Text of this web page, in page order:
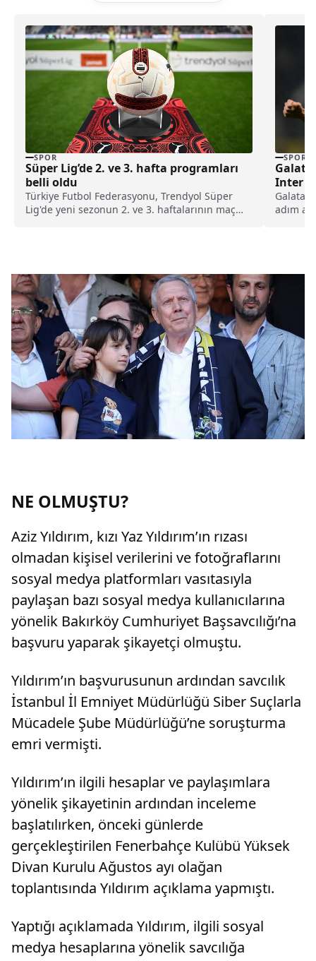
SPOR
Süper Lig’de 2. ve 3. hafta programları
belli oldu
Türkiye Futbol Federasyonu, Trendyol Süper
Lig'de yeni sezonun 2. ve 3. haftalarının maç
SPOR
Inter
adım
NE OLMUŞTU?
Aziz Yıldırım, kızı Yaz Yıldırım’ın rızası
olmadan kişisel verilerini ve fotoğraflarını
sosyal medya platformları vasıtasıyla
paylaşan bazı sosyal medya kullanıcılarına
yönelik Bakırköy Cumhuriyet Başsavcılığı’na
başvuru yaparak şikayetçi olmuştu.
Yıldırım’ın başvurusunun ardından savcılık
İstanbul İl Emniyet Müdürlüğü Siber Suçlarla
Mücadele Şube Müdürlüğü’ne soruşturma
emri vermişti.
Yıldırım’ın ilgili hesaplar ve paylaşımlara
yönelik şikayetinin ardından inceleme
başlatılırken, önceki günlerde
gerçekleştirilen Fenerbahçe Kulübü Yüksek
Divan Kurulu Ağustos ayı olağan
toplantısında Yıldırım açıklama yapmıştı.
Yaptığı açıklamada Yıldırım, ilgili sosyal
medya hesaplarına yönelik savcılığa